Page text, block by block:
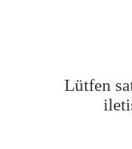
Lütfen